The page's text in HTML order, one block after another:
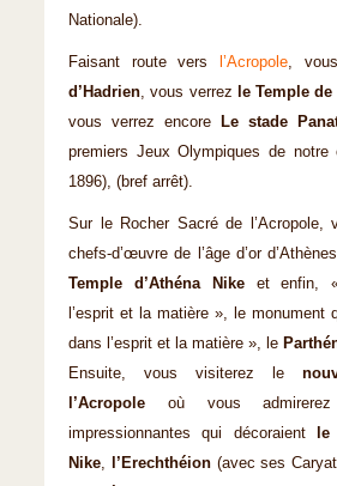
Nationale).
Faisant route vers l’Acropole,
d’Hadrien, vous verrez le Temple
vous verrez encore
Le stade
premiers Jeux Olympiques de
1896), (bref arrêt).
Sur le Rocher Sacré de l’Acropole,
chefs-d’œuvre de l’âge d’or
Temple d’Athéna Nikeet enfin, «
l’esprit et la matière », le monument
dans l’esprit et la matière », le
Ensuite, vous visiterez le
l’Acropole où vous admirerez
impressionnantes qui décoraient
Nike, l’Erechthéion(avec ses